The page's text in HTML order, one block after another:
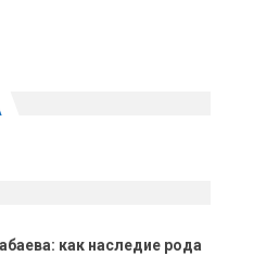
как наследие рода